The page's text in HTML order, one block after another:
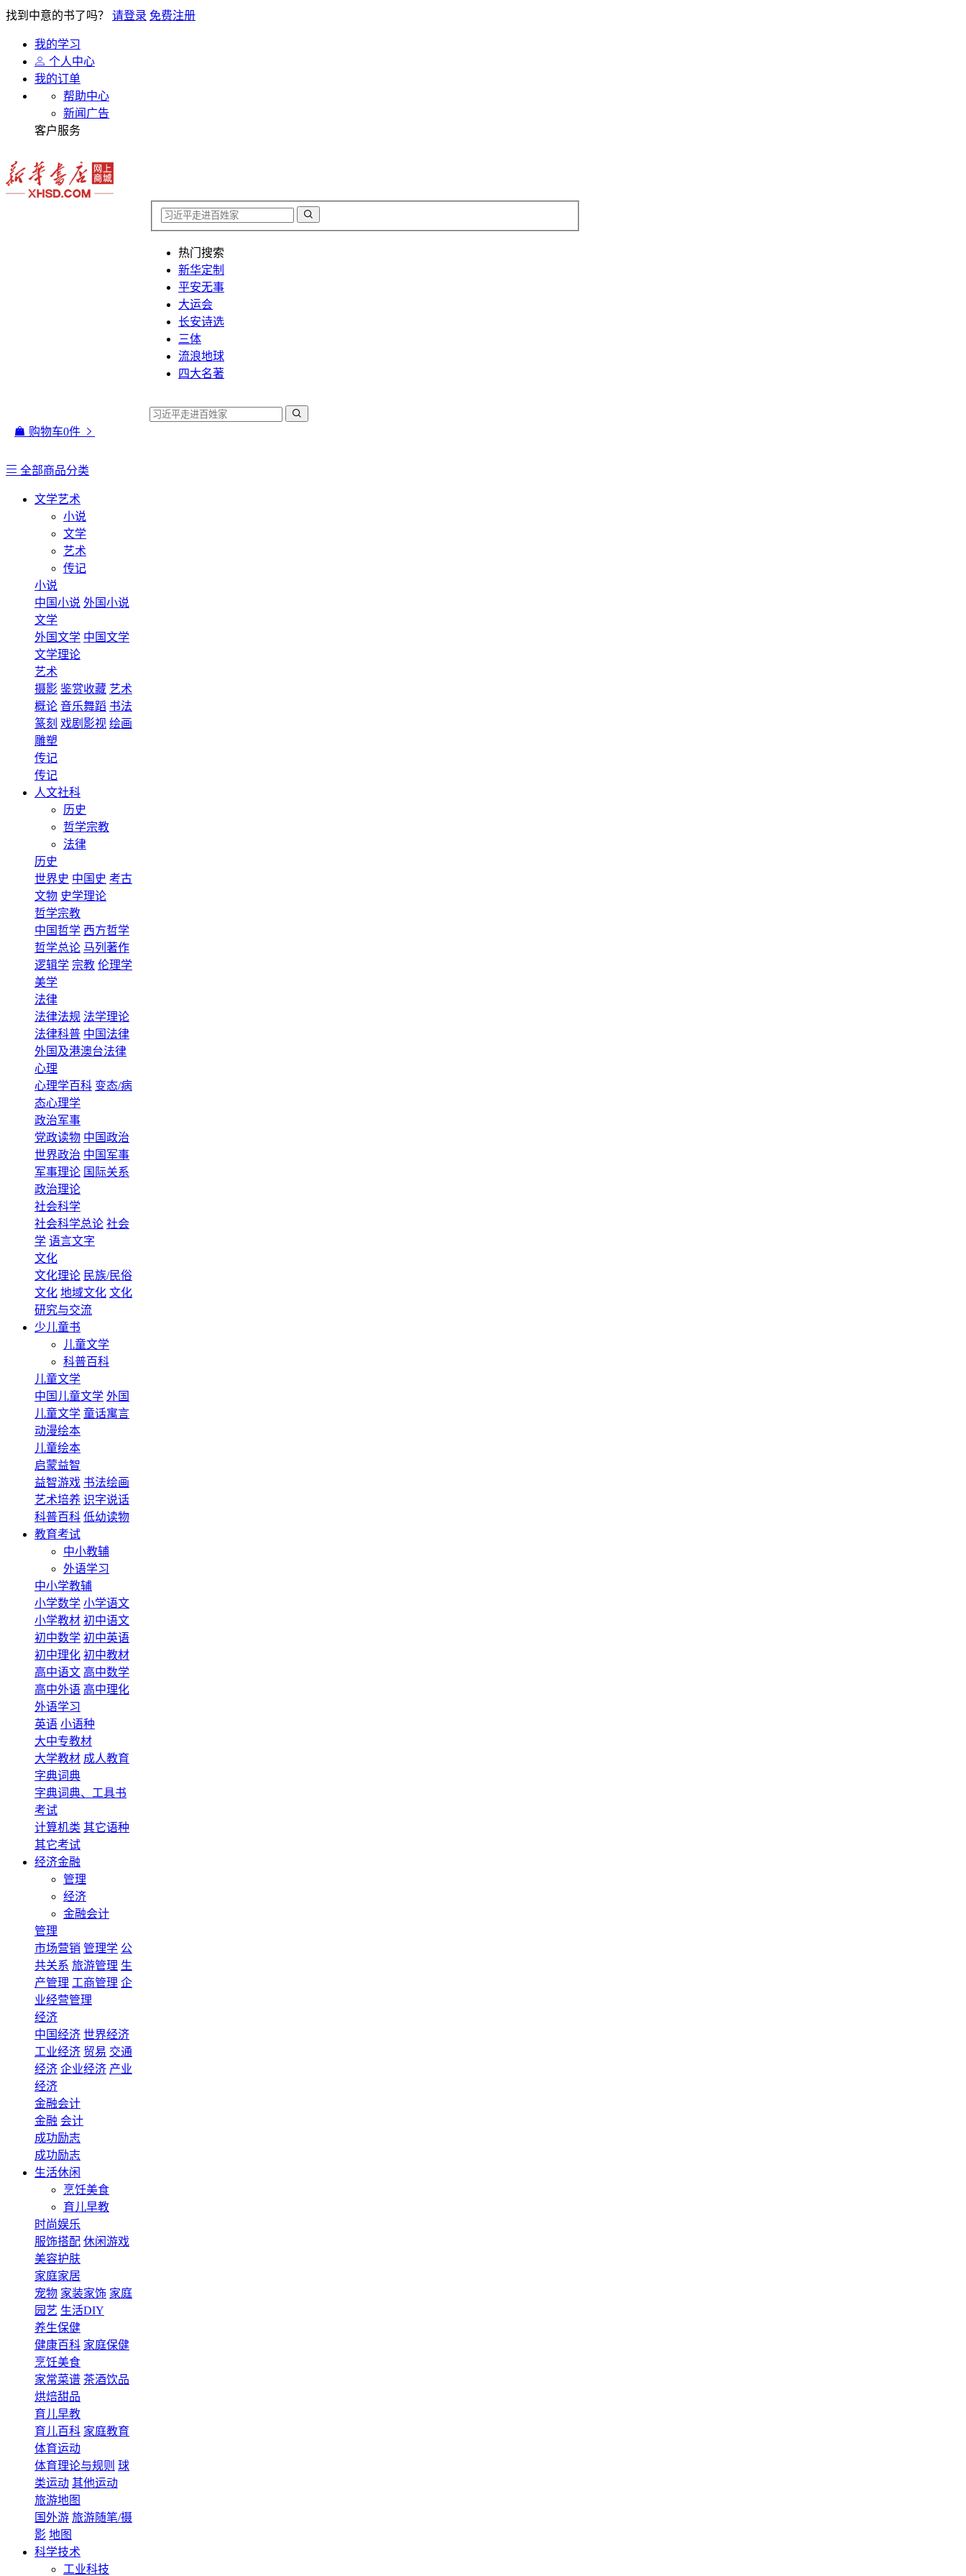
找到中意的书了吗？ 请登录 免费注册
我的学习
个人中心
我的订单
帮助中心
新闻广告
客户服务
热门搜索
新华定制
平安无事
大运会
长安诗选
三体
流浪地球
四大名著
购物车0件
全部商品分类
文学艺术
小说
文学
艺术
传记
小说
中国小说 外国小说
文学
外国文学 中国文学
文学理论
艺术
摄影 鉴赏收藏 艺术
概论 音乐舞蹈 书法
篆刻 戏剧影视 绘画
雕塑
传记
传记
人文社科
历史
哲学宗教
法律
历史
世界史 中国史 考古
文物 史学理论
哲学宗教
中国哲学 西方哲学
哲学总论 马列著作
逻辑学 宗教 伦理学
美学
法律
法律法规 法学理论
法律科普 中国法律
外国及港澳台法律
心理
心理学百科 变态/病
态心理学
政治军事
党政读物 中国政治
世界政治 中国军事
军事理论 国际关系
政治理论
社会科学
社会科学总论 社会
学 语言文字
文化
文化理论 民族/民俗
文化 地域文化 文化
研究与交流
少儿童书
儿童文学
科普百科
儿童文学
中国儿童文学 外国
儿童文学 童话寓言
动漫绘本
儿童绘本
启蒙益智
益智游戏 书法绘画
艺术培养 识字说话
科普百科 低幼读物
教育考试
中小教辅
外语学习
中小学教辅
小学数学 小学语文
小学教材 初中语文
初中数学 初中英语
初中理化 初中教材
高中语文 高中数学
高中外语 高中理化
外语学习
英语 小语种
大中专教材
大学教材 成人教育
字典词典
字典词典、工具书
考试
计算机类 其它语种
其它考试
经济金融
管理
经济
金融会计
管理
市场营销 管理学 公
共关系 旅游管理 生
产管理 工商管理 企
业经营管理
经济
中国经济 世界经济
工业经济 贸易 交通
经济 企业经济 产业
经济
金融会计
金融 会计
成功励志
成功励志
生活休闲
烹饪美食
育儿早教
时尚娱乐
服饰搭配 休闲游戏
美容护肤
家庭家居
宠物 家装家饰 家庭
园艺 生活DIY
养生保健
健康百科 家庭保健
烹饪美食
家常菜谱 茶酒饮品
烘焙甜品
育儿早教
育儿百科 家庭教育
体育运动
体育理论与规则 球
类运动 其他运动
旅游地图
国外游 旅游随笔/摄
影 地图
科学技术
工业科技